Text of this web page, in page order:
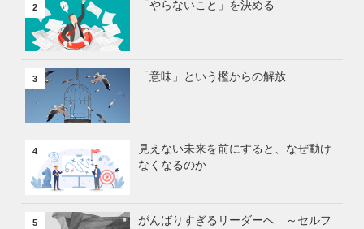
2 「やらないこと」を決める
3 「意味」という檻からの解放
4
見えない未来を前にすると、なぜ動け
なくなるのか
5
がんばりすぎるリーダーへ ～セルフ